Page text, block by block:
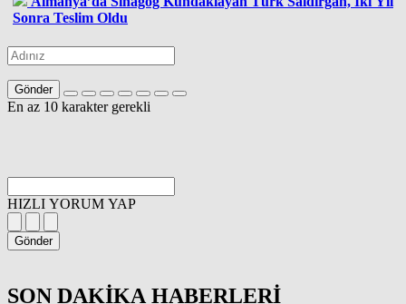
Sonra Teslim Oldu
Gönder
En az 10 karakter gerekli
HIZLI YORUM YAP
Gönder
SON DAKİKAHABERLERİ